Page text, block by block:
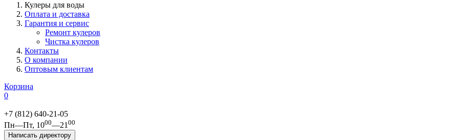
Кулеры для воды
Оплата и доставка
Гарантия и сервис
Ремонт кулеров
Чистка кулеров
Контакты
О компании
Оптовым клиентам
Корзина
0
+7 (812) 640-21-05
Пн—Пт, 1000—21 00
Написать директору